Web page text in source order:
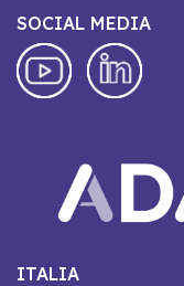
SOCIAL MEDIA
ITALIA